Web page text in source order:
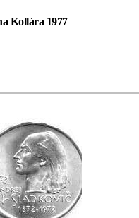
Kollára 1977